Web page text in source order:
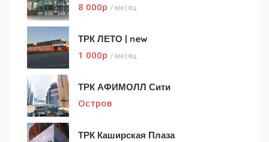
8 000p / месяц
ТРК ЛЕТО | new
1 000p / месяц
ТРК АФИМОЛЛ Сити
Остров
ТРК Каширская Плаза